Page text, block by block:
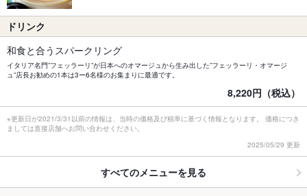
ドリンク
和食と合うスパークリング
イタリア名門”フェッラーリ”が日本へのオマージュから生み出した”フェッラーリ・オマージ
ュ”店長お勧めの1本は3ー6名様のお集まりに最適です。
8,220円（税込）
※更新日が2021/3/31以前の情報は、当時の価格及び税率に基づく情報となります。 価格につき
ましては直接店舗へお問い合わせください。
2025/05/29 更新
すべてのメニューを見る